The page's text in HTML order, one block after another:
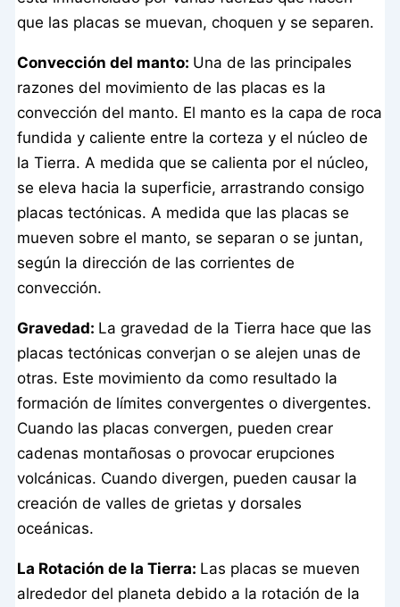
que las placas se muevan, choquen y se separen.
Convección del manto: Una de las principales
razones del movimiento de las placas es la
convección del manto. El manto es la capa de roca
fundida y caliente entre la corteza y el núcleo de
la Tierra. A medida que se calienta por el núcleo,
se eleva hacia la superficie, arrastrando consigo
placas tectónicas. A medida que las placas se
mueven sobre el manto, se separan o se juntan,
según la dirección de las corrientes de
convección.
Gravedad: La gravedad de la Tierra hace que las
placas tectónicas converjan o se alejen unas de
otras. Este movimiento da como resultado la
formación de límites convergentes o divergentes.
Cuando las placas convergen, pueden crear
cadenas montañosas o provocar erupciones
volcánicas. Cuando divergen, pueden causar la
creación de valles de grietas y dorsales
oceánicas.
La Rotación de la Tierra: Las placas se mueven
alrededor del planeta debido a la rotación de la